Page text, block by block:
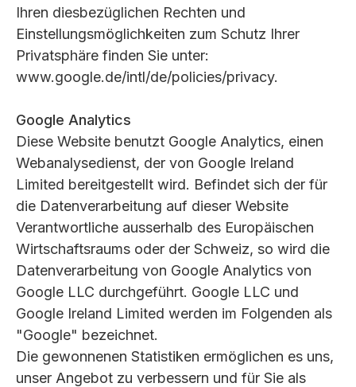
Ihren diesbezüglichen Rechten und
Einstellungsmöglichkeiten zum Schutz Ihrer
Privatsphäre finden Sie unter:
www.google.de/intl/de/policies/privacy.
Google Analytics
Diese Website benutzt Google Analytics, einen
Webanalysedienst, der von Google Ireland
Limited bereitgestellt wird. Befindet sich der für
die Datenverarbeitung auf dieser Website
Verantwortliche ausserhalb des Europäischen
Wirtschaftsraums oder der Schweiz, so wird die
Datenverarbeitung von Google Analytics von
Google LLC durchgeführt. Google LLC und
Google Ireland Limited werden im Folgenden als
"Google" bezeichnet.
Die gewonnenen Statistiken ermöglichen es uns,
unser Angebot zu verbessern und für Sie als